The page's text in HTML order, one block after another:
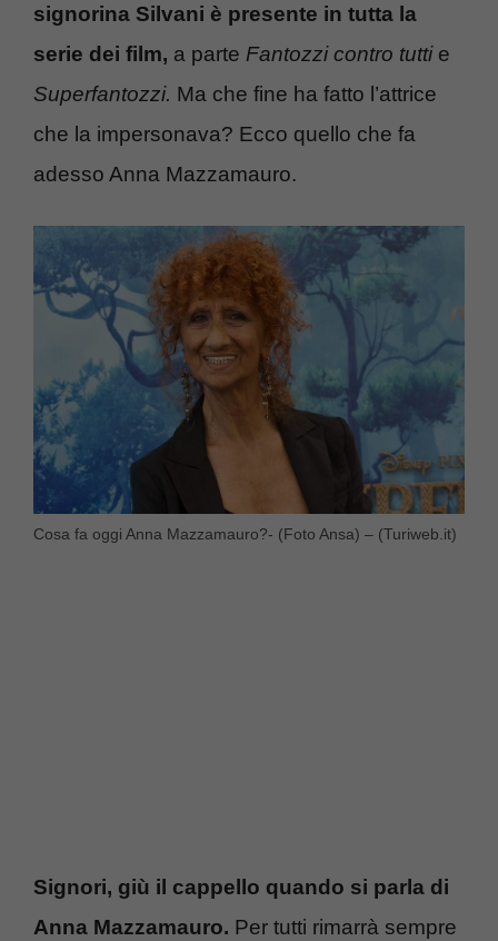
signorina Silvani è presente in tutta la
serie dei film, a parte Fantozzi contro tuttie
Superfantozzi. Ma che fine ha fatto l’attrice
che la impersonava? Ecco quello che fa
adesso Anna Mazzamauro.
Cosa fa oggi Anna Mazzamauro?- (Foto Ansa) – (Turiweb.it)
Signori, giù il cappello quando si parla di
Anna Mazzamauro. Per tutti rimarrà sempre